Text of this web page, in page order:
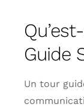
Guide
Un tour